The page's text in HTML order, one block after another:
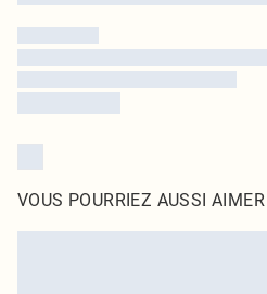
VOUS POURRIEZ AUSSI AIMER